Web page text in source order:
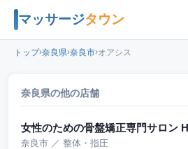
マッサージタウン
トップ›奈良県›奈良市›オアシス
奈良県の他の店舗
女性のための骨盤矯正専門サロン
奈良市 ／ 整体・指圧